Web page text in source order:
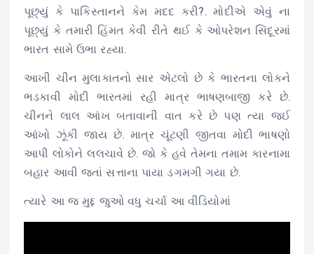
પૂછ્યું કે પાકિસ્તાનને કેમ મદદ કરી?. મોદીએ એવું ના
પૂછ્યું કે તમારી હિંમત કેવી રીતે થઈ કે ઓપરેશન સિંદૂરમાં
ભારત સામે ઉભા રહ્યા.
આખી ચીન મુલાકાતનો સાર એટલો છે કે ભારતના લોકને
ભડકાવી મોદી ભારતમાં રહી માત્ર ભાષણબાજી કરે છે.
ચીનને લાલ આંખ બતાવાની વાત કરે છે પણ ત્યા જઈ
આંખો ઝૂંકી જાય છે. માત્ર ચૂંટણી જીતવા મોદી ભાષણો
આપી લોકોને લલચાવે છે. જો કે હવે તેમના તમામ કારનામા
બહાર આવી જતાં સત્તાના પાયા ડગમગી ગયા છે.
ત્યારે આ જ મુદ્દ જુઓ વધુ ચર્ચા આ વીડિયોમાં